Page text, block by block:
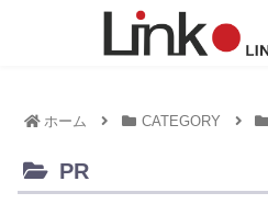
ホーム CATEGORY
PR